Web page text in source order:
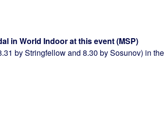
in World Indoor at this event (MSP)
by Stringfellow and 8.30 by Sosunov) in the